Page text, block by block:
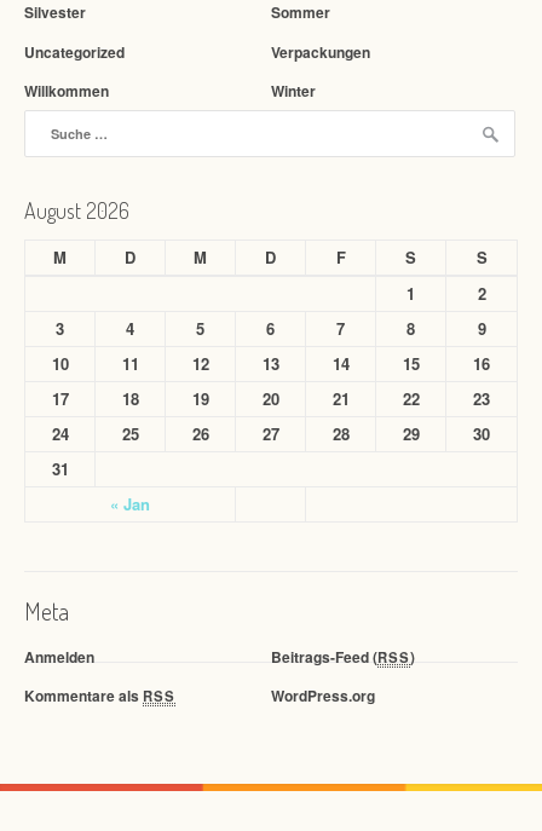
Silvester
Sommer
Uncategorized
Verpackungen
Willkommen
Winter
August 2026
M D M D F S S
« Jan
1
2
3
4 5 6 7 8
9
10
11 12 13 14 15
16
17
18 19 20 21 22
23
24
25 26 27 28 29
30
31
Meta
Anmelden Beitrags-Feed (RSS)
Kommentare als RSS WordPress.org